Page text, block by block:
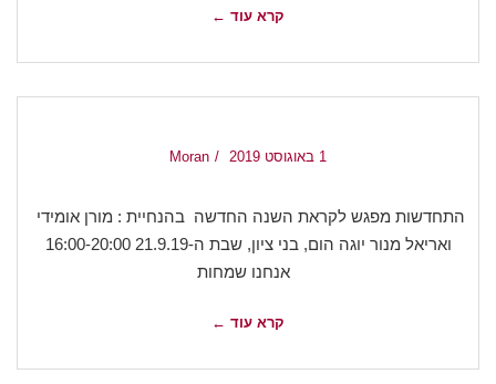
קרא עוד ←
1 באוגוסט 2019 Moran
התחדשות מפגש לקראת השנה החדשה בהנחיית : מורן אומידי
ואריאל מנור יוגה הום, בני ציון, שבת ה-21.9.19 16:00-20:00
אנחנו שמחות
קרא עוד ←